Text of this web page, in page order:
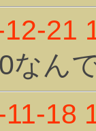
21
なん
18